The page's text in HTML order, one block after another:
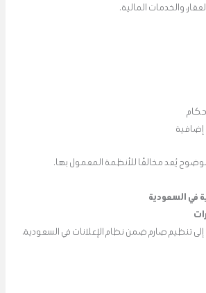
والخدمات المالية.
إضافية
يُعد مخالفًا للأنظمة المعمول بها.
في السعودية
إلى تنظيم صارم ضمن نظام الإعلانات في السعودية،